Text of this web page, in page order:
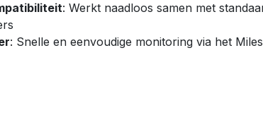
: Werkt naadloos samen met
: Snelle en eenvoudige monitoring via het